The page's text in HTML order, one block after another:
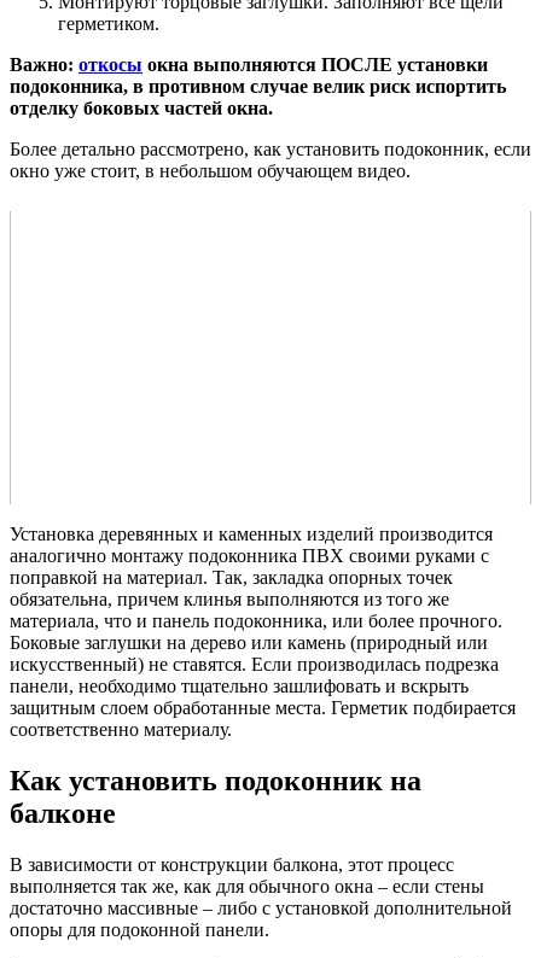
герметиком.
Важно: откосы окна выполняются ПОСЛЕ установки
подоконника, в противном случае велик риск испортить
отделку боковых частей окна.
Более детально рассмотрено, как установить подоконник, если
окно уже стоит, в небольшом обучающем видео.
Установка деревянных и каменных изделий производится
аналогично монтажу подоконника ПВХ своими руками с
поправкой на материал. Так, закладка опорных точек
обязательна, причем клинья выполняются из того же
материала, что и панель подоконника, или более прочного.
Боковые заглушки на дерево или камень (природный или
искусственный) не ставятся. Если производилась подрезка
панели, необходимо тщательно зашлифовать и вскрыть
защитным слоем обработанные места. Герметик подбирается
соответственно материалу.
Как установить подоконник на
балконе
В зависимости от конструкции балкона, этот процесс
выполняется так же, как для обычного окна – если стены
достаточно массивные – либо с установкой дополнительной
опоры для подоконной панели.